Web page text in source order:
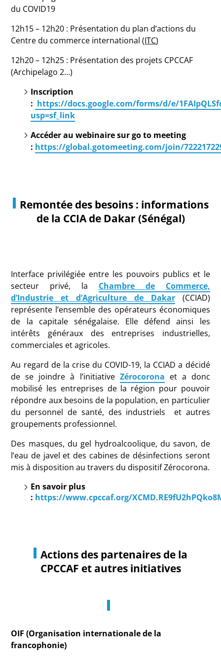
du COVID19
12h15 – 12h20 : Présentation du plan d’actions du
Centre du commerce international (ITC)
12h20 – 12h25 : Présentation des projets CPCCAF
(Archipelago 2…)
Inscription
: https://docs.google.com/forms/d/e/
usp=sf_link
Accéder au webinaire sur go to meeting
: https://global.gotomeeting.com/join/
Remontée des besoins : informations
de la CCIA de Dakar (Sénégal)
Interface privilégiée entre les pouvoirs publics et le
secteur privé, la Chambre de
Commerce,
d’Industrie et d’Agriculture de Dakar(CCIAD)
représente l’ensemble des opérateurs économiques
de la capitale sénégalaise. Elle défend ainsi les
intérêts généraux des entreprises industrielles,
commerciales et agricoles.
Au regard de la crise du COVID-19, la CCIAD a décidé
de se joindre à l’initiative Zérocorona et a donc
mobilisé les entreprises de la région pour pouvoir
répondre aux besoins de la population, en particulier
du personnel de santé, des industriels et autres
groupements professionnel.
Des masques, du gel hydroalcoolique, du savon, de
l’eau de javel et des cabines de désinfections seront
mis à disposition au travers du dispositif Zérocorona.
En savoir plus
: https://www.cpccaf.org/
Actions des partenaires de la
CPCCAF et autres initiatives
OIF (Organisation internationale de la
francophonie)